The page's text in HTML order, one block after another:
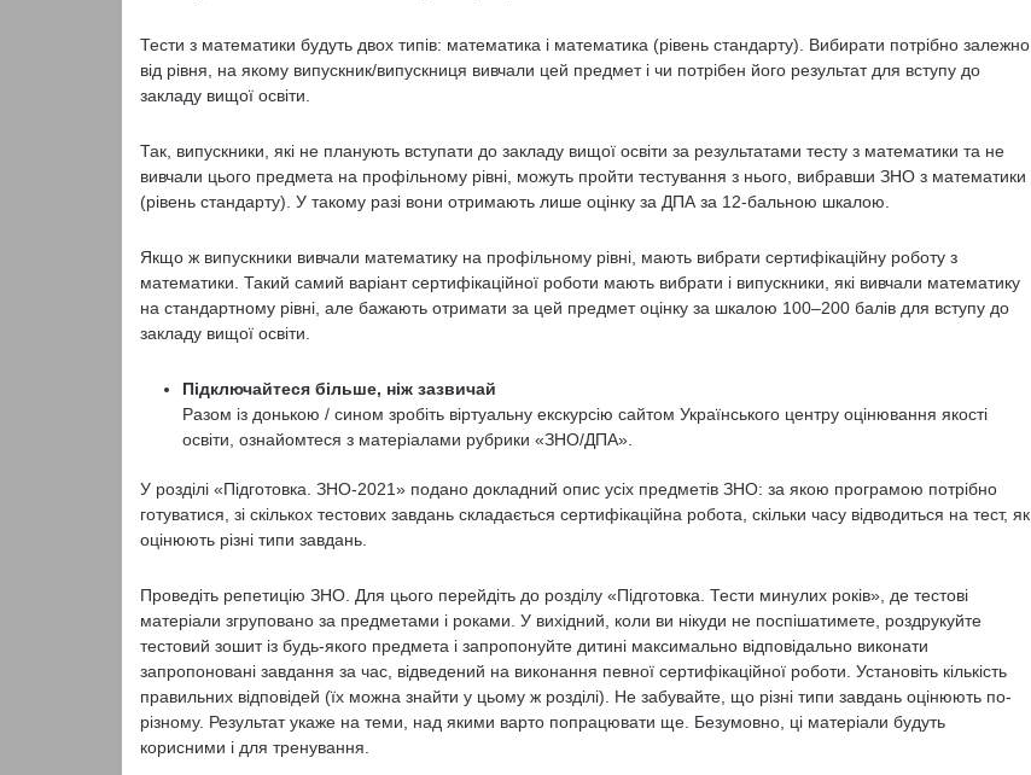
Тести з математики будуть двох типів: математика і математика (рівень стандарту). Вибирати потрібно залежно
від рівня, на якому випускник/випускниця вивчали цей предмет і чи потрібен його результат для вступу до
закладу вищої освіти.
Так, випускники, які не планують вступати до закладу вищої освіти за результатами тесту з математики та не
вивчали цього предмета на профільному рівні, можуть пройти тестування з нього, вибравши ЗНО з математики
(рівень стандарту). У такому разі вони отримають лише оцінку за ДПА за 12-бальною шкалою.
Якщо ж випускники вивчали математику на профільному рівні, мають вибрати сертифікаційну роботу з
математики. Такий самий варіант сертифікаційної роботи мають вибрати і випускники, які вивчали математику
на стандартному рівні, але бажають отримати за цей предмет оцінку за шкалою 100‒200 балів для вступу до
закладу вищої освіти.
Підключайтеся більше, ніж зазвичай
Разом із донькою / сином зробіть віртуальну екскурсію сайтом Українського центру оцінювання якості
освіти, ознайомтеся з матеріалами рубрики «ЗНО/ДПА».
У розділі «Підготовка. ЗНО-2021» подано докладний опис усіх предметів ЗНО: за якою програмою потрібно
готуватися, зі скількох тестових завдань складається сертифікаційна робота, скільки часу відводиться на тест, як
оцінюють різні типи завдань.
Проведіть репетицію ЗНО. Для цього перейдіть до розділу «Підготовка. Тести минулих років», де тестові
матеріали згруповано за предметами і роками. У вихідний, коли ви нікуди не поспішатимете, роздрукуйте
тестовий зошит із будь-якого предмета і запропонуйте дитині максимально відповідально виконати
запропоновані завдання за час, відведений на виконання певної сертифікаційної роботи. Установіть кількість
правильних відповідей (їх можна знайти у цьому ж розділі). Не забувайте, що різні типи завдань оцінюють по-
різному. Результат укаже на теми, над якими варто попрацювати ще. Безумовно, ці матеріали будуть
корисними і для тренування.